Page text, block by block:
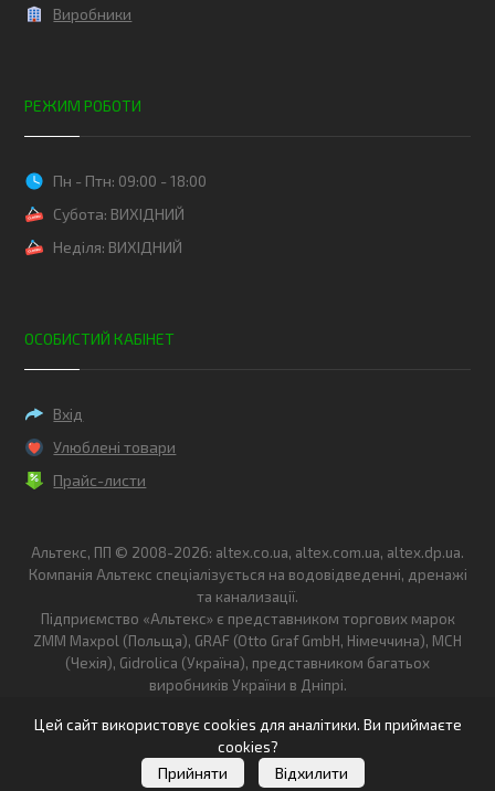
Виробники
РЕЖИМ РОБОТИ
Пн - Птн: 09:00 - 18:00
Субота: ВИХІДНИЙ
Неділя: ВИХІДНИЙ
ОСОБИСТИЙ КАБІНЕТ
Вхід
Улюблені товари
Прайс-листи
Альтекс, ПП © 2008-2026: altex.co.ua, altex.com.ua, altex.dp.ua.
Компанія Альтекс спеціалізується на водовідведенні, дренажі
та канализації.
Підприємство «Альтекс» є представником торгових марок
ZMM Maxpol (Польща), GRAF (Otto Graf GmbH, Німеччина), MCH
(Чехія), Gidrolica (Україна), представником багатьох
виробників України в Дніпрі.